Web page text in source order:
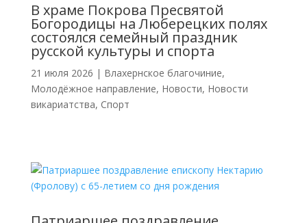
В храме Покрова Пресвятой
Богородицы на Люберецких полях
состоялся семейный праздник
русской культуры и спорта
21 июля 2026 | Влахернское благочиние,
Молодёжное направление, Новости, Новости
викариатства, Спорт